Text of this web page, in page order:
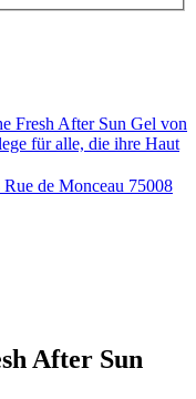
Fresh After Sun Gel von
für alle, die ihre Haut
de Monceau 75008
After Sun